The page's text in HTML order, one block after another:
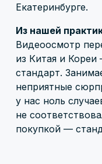
Екатеринбурге.
Из нашей
Видеоосмотр
из Китая и
стандарт.
неприятные
у нас ноль
не
покупкой —